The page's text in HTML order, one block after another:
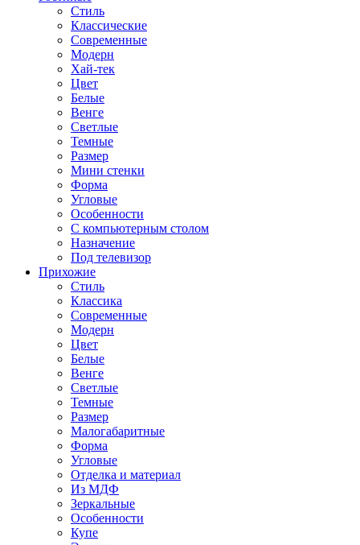
Стиль
Классические
Современные
Модерн
Хай-тек
Цвет
Белые
Венге
Светлые
Темные
Размер
Мини стенки
Форма
Угловые
Особенности
С компьютерным столом
Назначение
Под телевизор
Прихожие
Стиль
Классика
Современные
Модерн
Цвет
Белые
Венге
Светлые
Темные
Размер
Малогабаритные
Форма
Угловые
Отделка и материал
Из МДФ
Зеркальные
Особенности
Купе